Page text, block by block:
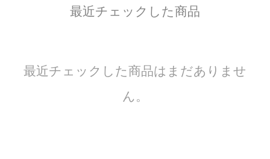
最近チェックした商品
最近チェックした商品はまだありませ
ん。